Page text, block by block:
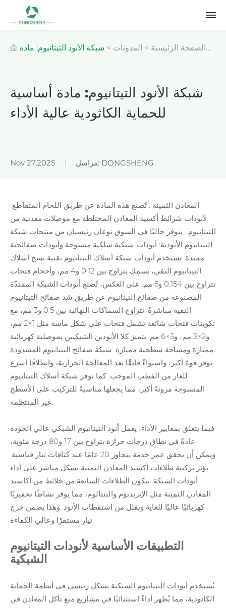
الصفحة الرئيسية > المدونات > شبكة الأنود التيتانيوم: مادة
أساسية للحماية الكاثودية عالية الأداء
شبكة الأنود التيتانيوم: مادة أساسية
للحماية الكاثودية عالية الأداء
Nov 27,2025 مراسل: DONGSHENG
المعادن الثمينة . تُصنع هذه المادة عن طريق اللحام المتقاطع
لأنودات شرائط أكسيد المعادن المختلطة مع موصلات معدنية من
التيتانيوم . يتوفر حاليًا في السوق نوعان رئيسيان من منتجات شبكة
التيتانيوم الأنودية: أنودات شبكية سلكية منسوجة وأنودات صفائحية
ممتدة. تستخدم أنودات شبكة أسلاك التيتانيوم تقنية نسج أسلاك
التيتانيوم النقي، بسمك يتراوح بين 0.12 و4 مم، وأحجام فتحات
تتراوح بين 0.154 و5 مم. على العكس، تُصنع أنودات الشبكة الممتدّة
المصنوعة من صفائح
التيتانيوم عن طريق شد صفائح التيتانيوم
النقية مباشرةً. تتراوح السماكات النهائية بين 0.5 و3 مم، مع
تكوينات فتحات شائعة تشمل فتحات على شكل ماسة مثل 1×2 مم،
و2×3 مم، و3×6 مم. يتميز كلا الأنودين الشبكيين بموصلية كهربائية
ممتازة ومساحة سطحية ممتازة. شبكة صفائح التيتانيوم المشدودة
توفر قوةً أكبر، واستواءً فائقًا بعد المعالجة الحرارية، وانطلاقًا أسرع
للغاز من القطب الموجب. كما توفر شبكة أسلاك التيتانيوم
المنسوجة مرونةً أكبر، مما يجعلها مناسبةً للتركيب على الأسطح
غير المنتظمة.
فيما يتعلق بمعايير الأداء، يعمل أنود التيتانيوم الشبكي عالي الجودة
عادةً في نطاق درجات حرارة يتراوح بين 17 و80 درجة مئوية،
ويمكن أن يحقق عمر خدمة يتجاوز 20 عامًا عند كثافات تيار قياسية.
تؤثر تركيبة طلاءات أكسيد المعادن الثمينة بشكل مباشر على أداء
أنودات الشبكة. تتكون الطلاءات الشائعة من خلائط من أكاسيد
المعادن الثمينة مثل الإيريديوم والتنتالوم، مما يوفر نشاطًا تحفيزيًا
كهربائيًا عاليًا للغاية ويقلل من استقطاب الأنود. وهذا يضمن خرج
تيار مستقرًا وعالي الكفاءة.
التطبيقات الأساسية لأنودات التيتانيوم
الشبكية
تُستخدم أنودات التيتانيوم الشبكية بشكل رئيسي في أنظمة الحماية
الكاثودية، مما يُظهر أداءً استثنائيًا في مشاريع منع تآكل المعادن في